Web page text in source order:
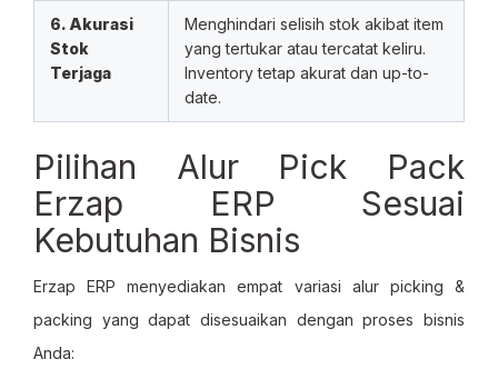
6. Akurasi
Stok
Terjaga
Menghindari selisih stok akibat item
yang tertukar atau tercatat keliru.
Inventory tetap akurat dan up-to-
date.
Pilihan Alur Pick Pack
Erzap ERP Sesuai
Kebutuhan Bisnis
Erzap ERP menyediakan empat variasi alur picking &
packing yang dapat disesuaikan dengan proses bisnis
Anda: